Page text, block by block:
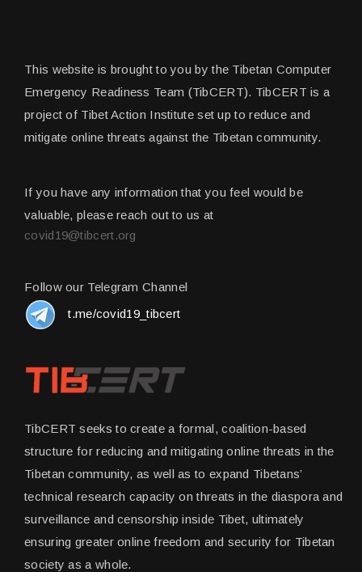
This website is brought to you by the Tibetan Computer
Emergency Readiness Team (TibCERT). TibCERT is a
project of Tibet Action Institute set up to reduce and
mitigate online threats against the Tibetan community.
If you have any information that you feel would be
valuable, please reach out to us at
covid19@tibcert.org
Follow our Telegram Channel
t.me/covid19_tibcert
TibCERT seeks to create a formal, coalition-based
structure for reducing and mitigating online threats in the
Tibetan community, as well as to expand Tibetans’
technical research capacity on threats in the diaspora and
surveillance and censorship inside Tibet, ultimately
ensuring greater online freedom and security for Tibetan
society as a whole.